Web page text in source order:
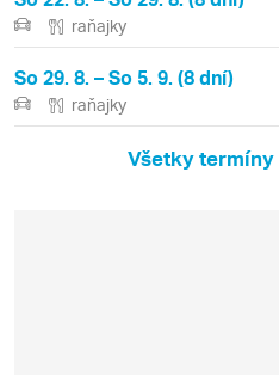
raňajky
So 29. 8. – So 5. 9. (8 dní)
raňajky
Všetky termíny